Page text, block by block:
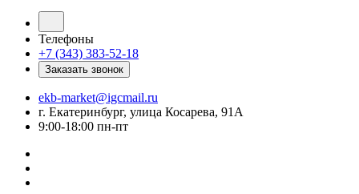
Телефоны
+7 (343) 383-52-18
Заказать звонок
ekb-market@igcmail.ru
г. Екатеринбург, улица Косарева, 91А
9:00-18:00 пн-пт